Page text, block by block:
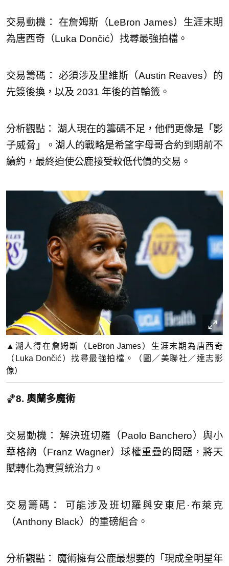
交易動機： 在詹姆斯（LeBron James）生涯末期
為唐西奇（Luka Dončić）找尋最強拍檔。
交易籌碼： 必須涉及里維斯（Austin Reaves）的
先簽後換，以及 2031 年後的首輪籤。
分析觀點： 湖人現在的籌碼不足，他們更像是「影
子威脅」。湖人的戰略是希望字母哥合約到期前不
續約，最終迫使公鹿接受較低代價的交易。
▲湖人得在詹姆斯（LeBron James）生涯末期為唐西奇
（Luka Dončić）找尋最強拍檔。（圖／美聯社／達志影
像）
🏀8. 奧蘭多魔術
交易動機： 解決班切羅（Paolo Banchero）與小
華格納（Franz Wagner）球權重疊的問題，將天
賦轉化為實質統治力。
交易籌碼： 可能涉及班切羅與安東尼·布萊克
（Anthony Black）的重磅組合。
分析觀點： 魔術擁有公鹿最想要的「現成全明星年